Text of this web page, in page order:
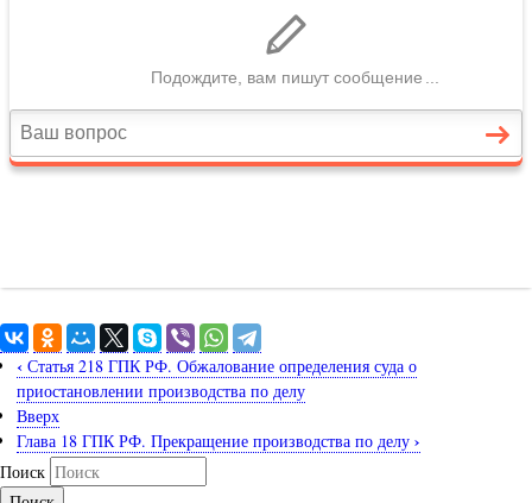
‹ Статья 218 ГПК РФ. Обжалование определения суда о
приостановлении производства по делу
Вверх
Глава 18 ГПК РФ. Прекращение производства по делу ›
Поиск